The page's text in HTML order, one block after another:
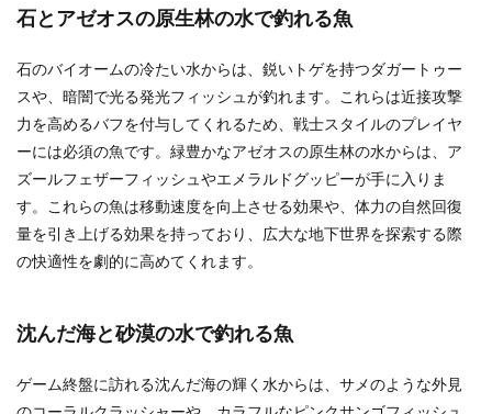
石とアゼオスの原生林の水で釣れる魚
石のバイオームの冷たい水からは、鋭いトゲを持つダガートゥー
スや、暗闇で光る発光フィッシュが釣れます。これらは近接攻撃
力を高めるバフを付与してくれるため、戦士スタイルのプレイヤ
ーには必須の魚です。緑豊かなアゼオスの原生林の水からは、ア
ズールフェザーフィッシュやエメラルドグッピーが手に入りま
す。これらの魚は移動速度を向上させる効果や、体力の自然回復
量を引き上げる効果を持っており、広大な地下世界を探索する際
の快適性を劇的に高めてくれます。
沈んだ海と砂漠の水で釣れる魚
ゲーム終盤に訪れる沈んだ海の輝く水からは、サメのような外見